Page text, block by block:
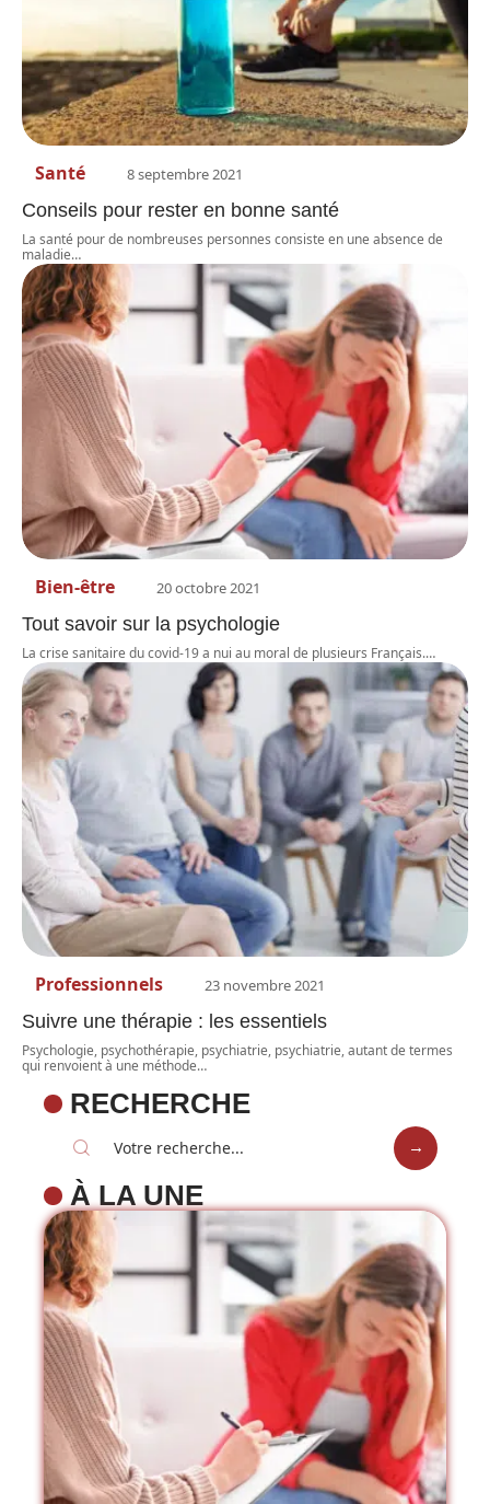
Santé 8 septembre 2021
Conseils pour rester en bonne santé
La santé pour de nombreuses personnes consiste en une absence de
maladie…
Bien-être 20 octobre 2021
Tout savoir sur la psychologie
La crise sanitaire du covid-19 a nui au moral de plusieurs Français.…
Professionnels 23 novembre 2021
Suivre une thérapie : les essentiels
Psychologie, psychothérapie, psychiatrie, psychiatrie, autant de termes
qui renvoient à une méthode…
RECHERCHE
À LA UNE